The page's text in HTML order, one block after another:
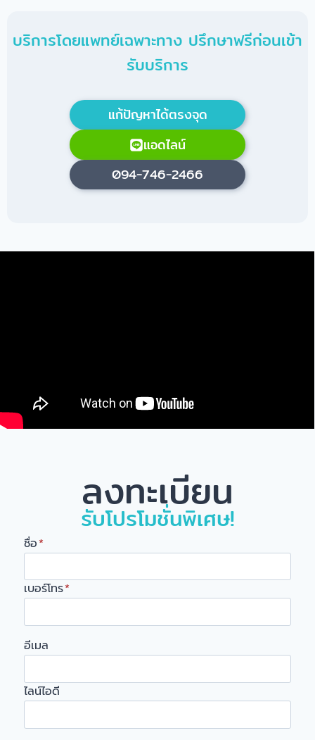
บริการโดยแพทย์เฉพาะทาง ปรึกษาฟรีก่อนเข้า
รับบริการ
แก้ปัญหาได้ตรงจุด
แอดไลน์
094-746-2466
ลงทะเบียน
รับโปรโมชั่นพิเศษ!
ชื่อ*
เบอร์โทร*
อีเมล
ไลน์ไอดี